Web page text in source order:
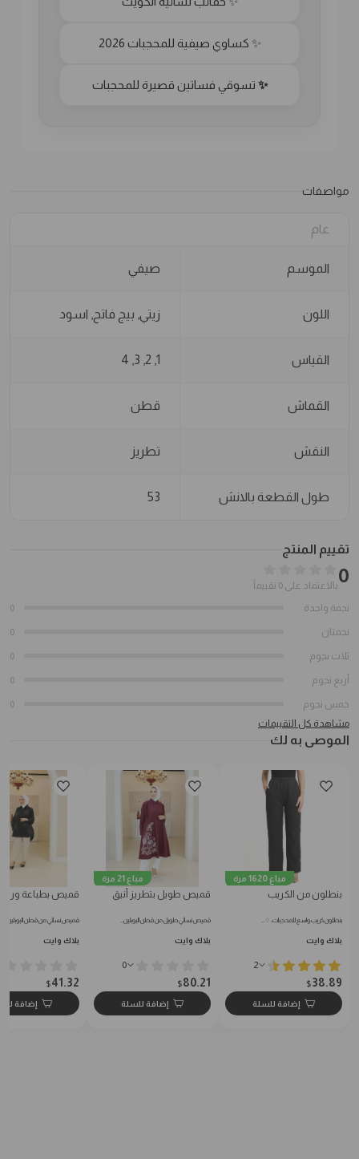
✨ كساوي صيفية للمحجبات 2026
✨ تسوقي فساتين قصيرة للمحجبات
مواصفات
عام
الموسم صيفي
اللون زيتي, بيج فاتح, اسود
القياس 1, 2, 3, 4
القماش قطن
النقش تطريز
طول القطعة بالانش 53
تقييم المنتج
0بالاعتماد على 0 تقييماً
نجمة واحدة
0
نجمتان 0
ثلاث نجوم 0
أربع نجوم 0
خمس نجوم
0
مشاهدة كل التقييمات
الموصى به لك
مباع 1620 مرة
بنطلون من الكريب
بنطلون كريب واسع للمحجبات: ♢…
بلاك وايت
2
38.89
$
إضافة للسلة
مباع 21 مرة
قميص طويل بتطريز أنيق
قميص نسائي طويل من قطن البوبلين…
بلاك وايت
0
80.21
$
إضافة للسلة
قميص بطباعة ورود
قميص نسائي من قطن البوبلين
بلاك وايت
41.32
$
إضافة